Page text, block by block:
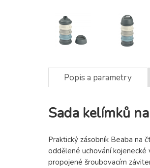
Popis a parametry
Sada kelímků
Praktický zásobník Beaba na
oddělené uchování
propojené šroubovacím